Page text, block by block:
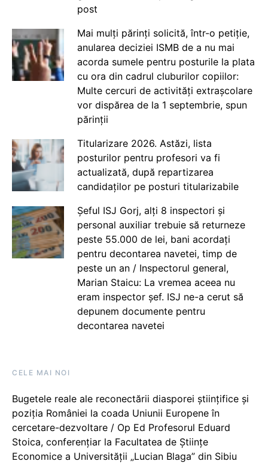
post
Mai mulți părinți solicită, într-o petiție,
anularea deciziei ISMB de a nu mai
acorda sumele pentru posturile la plata
cu ora din cadrul cluburilor copiilor:
Multe cercuri de activități extrașcolare
vor dispărea de la 1 septembrie, spun
părinții
Titularizare 2026. Astăzi, lista
posturilor pentru profesori va fi
actualizată, după repartizarea
candidaților pe posturi titularizabile
Șeful ISJ Gorj, alți 8 inspectori și
personal auxiliar trebuie să returneze
peste 55.000 de lei, bani acordați
pentru decontarea navetei, timp de
peste un an / Inspectorul general,
Marian Staicu: La vremea aceea nu
eram inspector șef. ISJ ne-a cerut să
depunem documente pentru
decontarea navetei
CELE MAI NOI
Bugetele reale ale reconectării diasporei științifice și
poziția României la coada Uniunii Europene în
cercetare-dezvoltare / Op Ed Profesorul Eduard
Stoica, conferențiar la Facultatea de Științe
Economice a Universității „Lucian Blaga” din Sibiu